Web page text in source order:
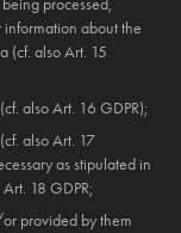
processed,
about the
(cf. also Art. 15
also Art. 16 GDPR);
also Art. 17
as stipulated in
18 GDPR;
provided by them